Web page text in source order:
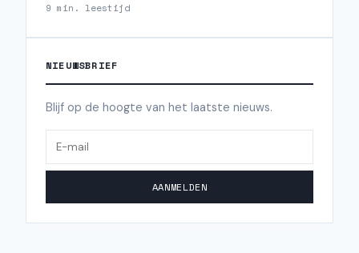
9 min. leestijd
NIEUWSBRIEF
Blijf op de hoogte van het laatste nieuws.
AANMELDEN